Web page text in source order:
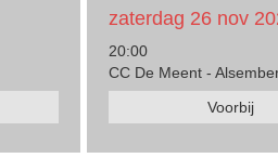
zaterdag 26 nov
20:00
CC De Meent -
Voorbij